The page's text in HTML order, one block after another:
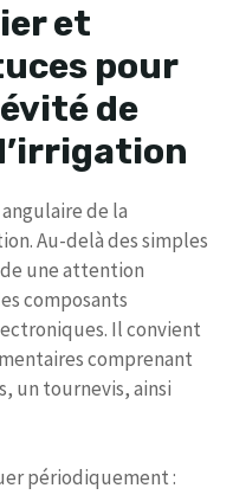
et
pour
de
de la
Au-delà des simples
une attention
composants
Il convient
comprenant
un tournevis, ainsi
périodiquement :